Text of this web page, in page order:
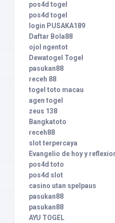
pos4d togel
pos4d togel
login PUSAKA189
Daftar Bola88
ojol ngentot
Dewatogel Togel
pasukan88
receh 88
togel toto macau
agen togel
zeus 138
Bangkatoto
receh88
slot terpercaya
Evangelio de hoy y
pos4d toto
pos4d slot
casino utan spelpaus
pasukan88
pasukan88
AYU TOGEL